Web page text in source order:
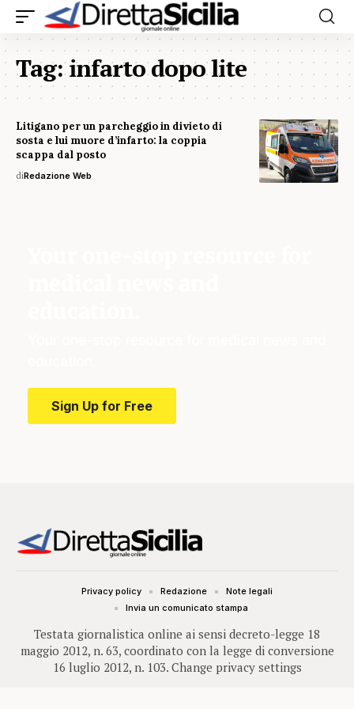
Tag:infarto dopo lite
Litigano per un parcheggio in divieto di
sosta e lui muore d’infarto: la coppia
scappa dal posto
diRedazione Web
Sign Up for Free
Testata giornalistica online ai sensi decreto-legge 18
maggio 2012, n. 63, coordinato con la legge di conversione
16 luglio 2012, n. 103. Change privacy settings
Privacy policy Redazione
Note legali
Invia un comunicato stampa